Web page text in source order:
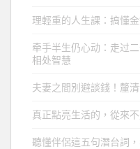
理輕重的人生課：搞懂
牵手半生仍心动：走过
相处智慧
夫妻之間別避談錢！釐
真正點亮生活的，從來
聽懂伴侶這五句潛台詞